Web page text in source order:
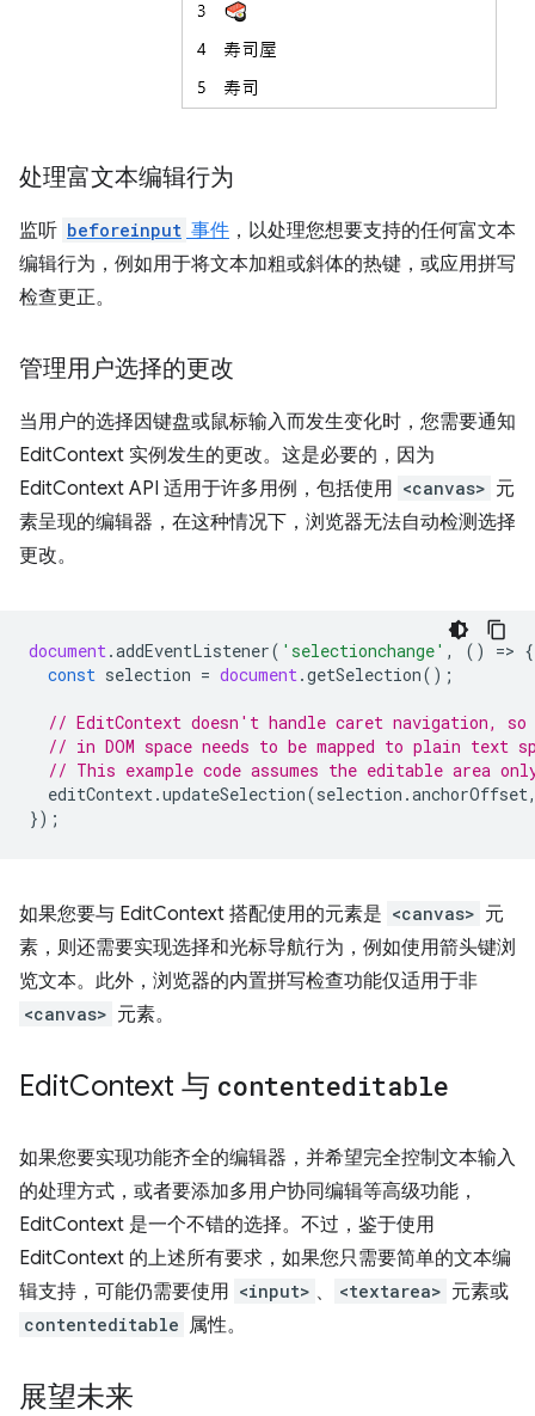
处理富文本编辑行为
监听 beforeinput 事件 ，以处理您想要支持的任何富文本
编辑行为，例如用于将文本加粗或斜体的热键，或应用拼写
检查更正。
管理用户选择的更改
当用户的选择因键盘或鼠标输入而发生变化时，您需要通知
EditContext 实例发生的更改。这是必要的，因为
EditContext API 适用于许多用例，包括使用 <canvas> 元
素呈现的编辑器，在这种情况下，浏览器无法自动检测选择
更改。
document.addEventListener( 'selectionchange' , () => {
const selection = document.getSelection();
// EditContext doesn't handle caret navigation,
// in DOM space needs to be mapped to plain text
// This example code assumes the editable area
editContext.updateSelection(selection .anchorOffset
});
如果您要与 EditContext 搭配使用的元素是 <canvas> 元
素，则还需要实现选择和光标导航行为，例如使用箭头键浏
览文本。此外，浏览器的内置拼写检查功能仅适用于非
<canvas> 元素。
EditContext 与 contenteditable
如果您要实现功能齐全的编辑器，并希望完全控制文本输入
的处理方式，或者要添加多用户协同编辑等高级功能，
EditContext 是一个不错的选择。不过，鉴于使用
EditContext 的上述所有要求，如果您只需要简单的文本编
辑支持，可能仍需要使用 <input> 、 <textarea> 元素或
contenteditable 属性。
展望未来